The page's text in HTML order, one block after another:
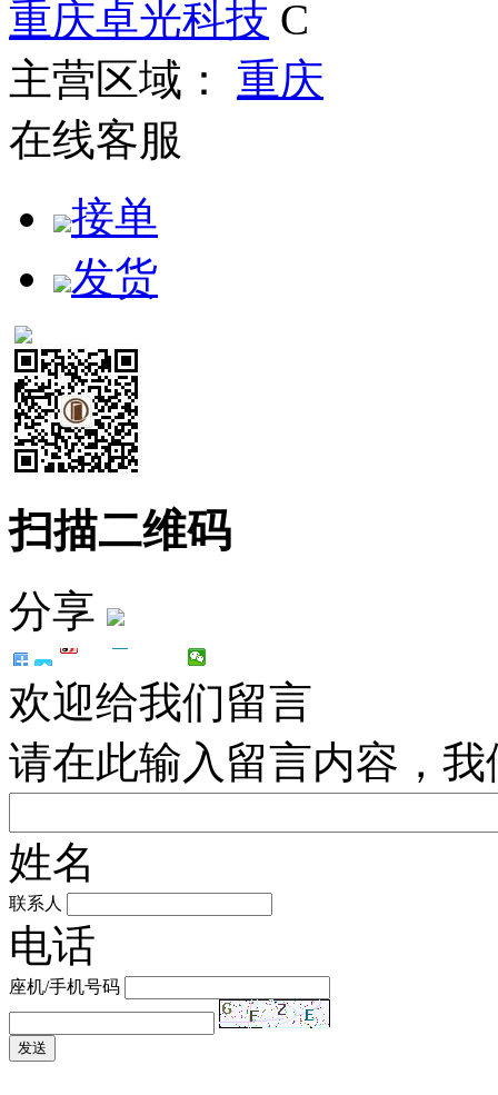
重庆卓光科技 C
主营区域： 重庆
在线客服
接单
发货
扫描二维码
分享
欢迎给我们留言
请在此输入留言内容，
姓名
联系人
电话
座机/手机号码